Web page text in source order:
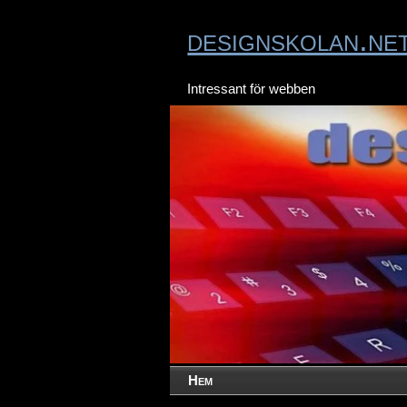
Intressant för webben
Hem